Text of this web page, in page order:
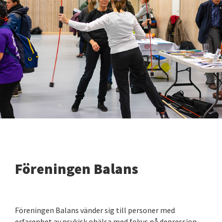
Föreningen Balans
Föreningen Balans vänder sig till personer med